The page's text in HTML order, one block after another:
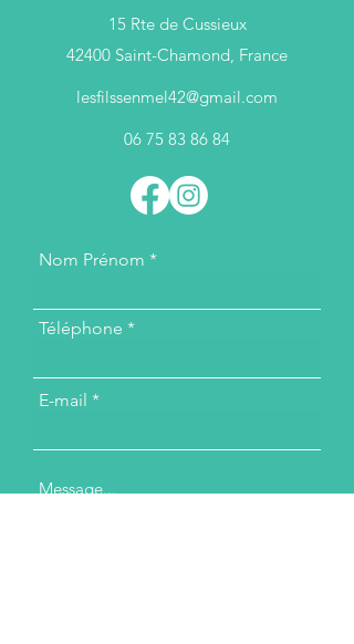
15 Rte de Cussieux
42400 Saint-Chamond, France
lesfilssenmel42@gmail.com
06 75 83 86 84
Nom Prénom
Téléphone
E-mail
Message...